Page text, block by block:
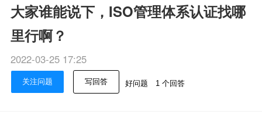
大家谁能说下，ISO管理体系认证找哪
里行啊？
2022-03-25 17:25
关注问题 写回答 好问题 1 个回答